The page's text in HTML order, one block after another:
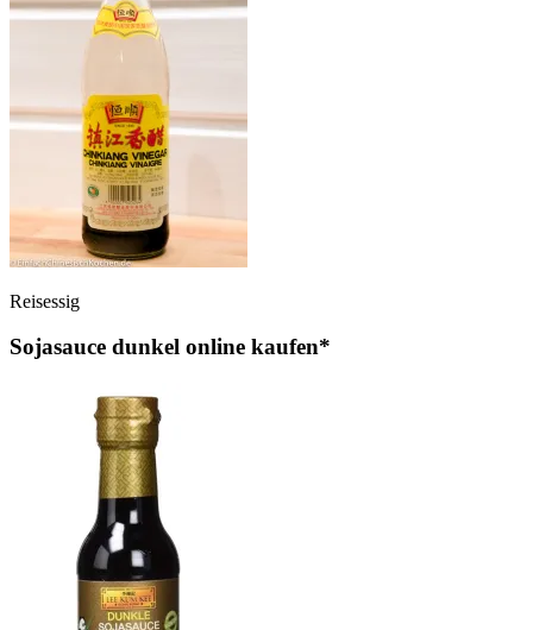
Reisessig
Sojasauce dunkel online kaufen*